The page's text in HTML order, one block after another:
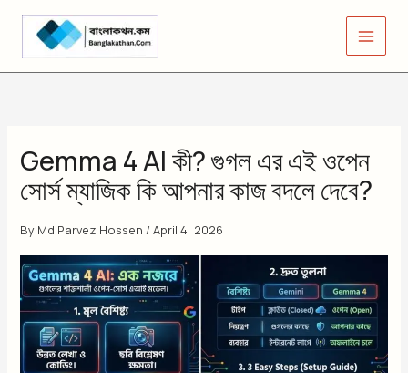
Skip
content
Gemma 4 AI কী? গুগল এর এই ওপেন
সোর্স ম্যাজিক কি আপনার কাজ বদলে দেবে?
By Md Parvez Hossen /April 4, 2026